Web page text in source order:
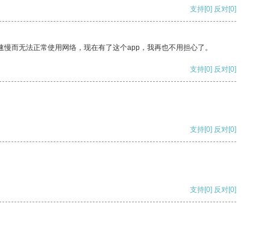
支持[0] 反对[0]
而无法正常使用网络，现在有了这个app，我再也不用担心了。
支持[0] 反对[0]
支持[0] 反对[0]
支持[0] 反对[0]